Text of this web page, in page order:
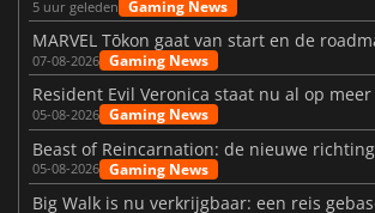
5 uur geleden Gaming News
07-08-2026 Gaming News
05-08-2026 Gaming News
05-08-2026 Gaming News